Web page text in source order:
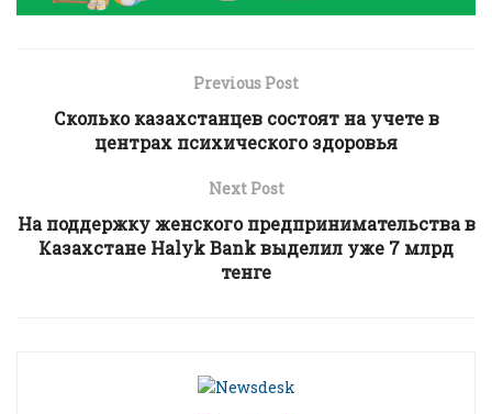
Previous Post
Сколько казахстанцев состоят на учете в
центрах психического здоровья
Next Post
На поддержку женского предпринимательства в
Казахстане Halyk Bank выделил уже 7 млрд
тенге